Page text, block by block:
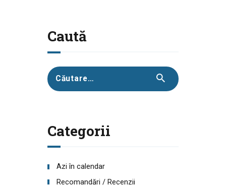
Caută
Caută
după:
Categorii
Azi în calendar
Recomandări / Recenzii